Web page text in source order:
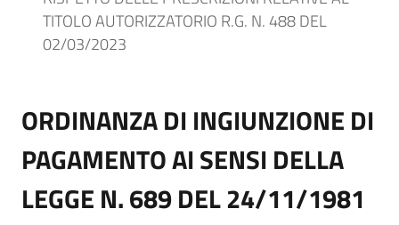
TITOLO AUTORIZZATORIO R.G. N. 488 DEL
02/03/2023
ORDINANZA DI INGIUNZIONE DI
PAGAMENTO AI SENSI DELLA
LEGGE N. 689 DEL 24/11/1981